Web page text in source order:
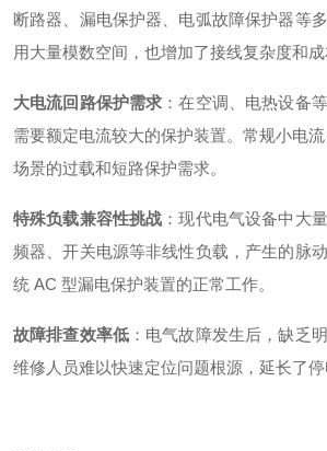
断路器、漏电保护器、电弧故障保护器等
用大量模数空间，也增加了接线复杂度和成
大电流回路保护需求 ：在空调、电热设备
需要额定电流较大的保护装置。常规小电
场景的过载和短路保护需求。
特殊负载兼容性挑战 ：现代电气设备中大
频器、开关电源等非线性负载，产生的脉
统 AC 型漏电保护装置的正常工作。
故障排查效率低 ：电气故障发生后，缺乏
维修人员难以快速定位问题根源，延长了停